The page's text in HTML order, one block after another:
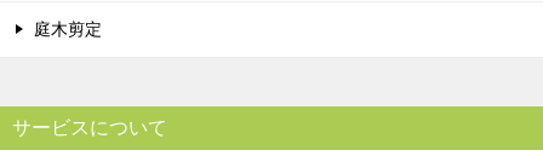
庭木剪定
サービスについて